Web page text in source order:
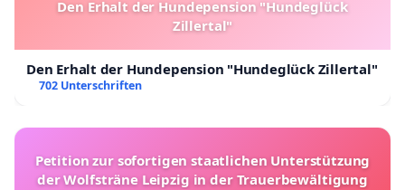
Den Erhalt der Hundepension "Hundeglück
Zillertal"
Den Erhalt der Hundepension "Hundeglück Zillertal"
702 Unterschriften
Petition zur sofortigen staatlichen Unterstützung
der Wolfsträne Leipzig in der Trauerbewältigung